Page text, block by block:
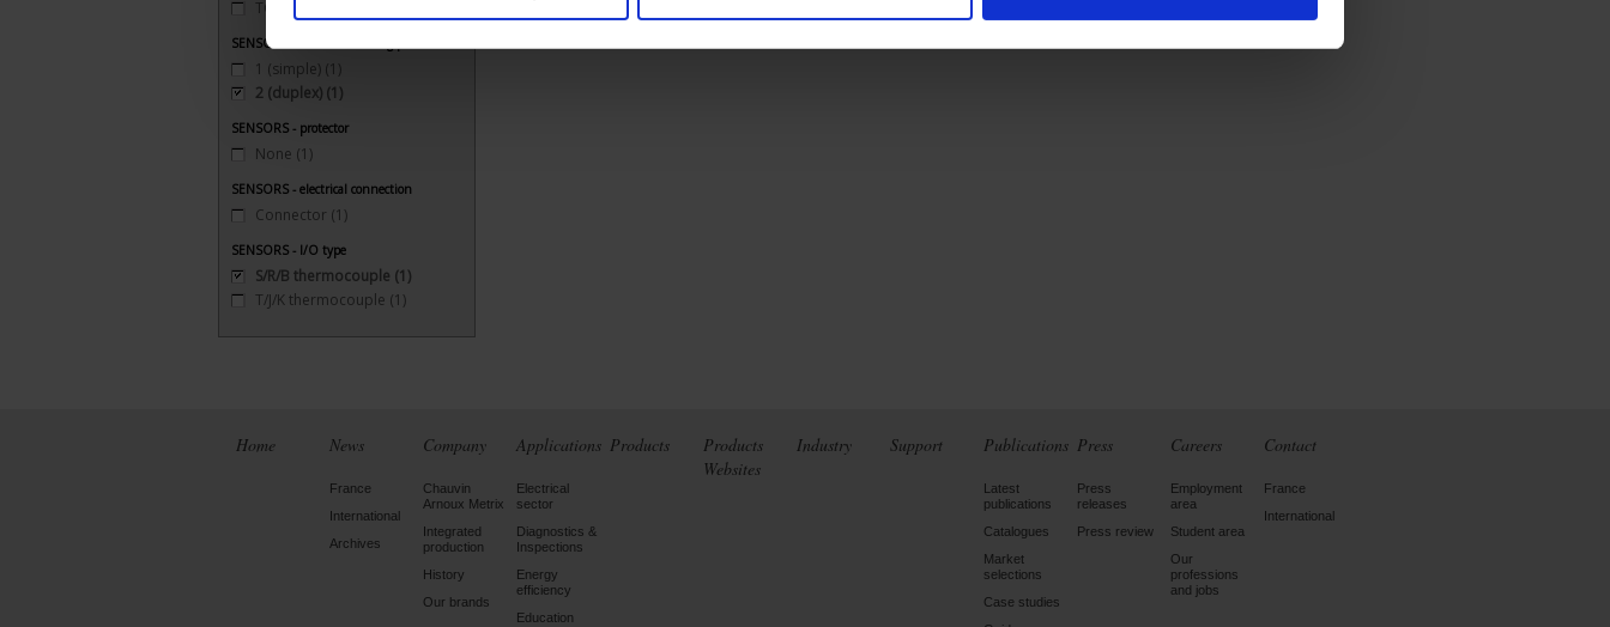
TC T 350 °C maxi
SENSORS - no. of measuring points
1 (simple) (1)
2 (duplex) (1)
SENSORS - protector
None (1)
SENSORS - electrical connection
Connector (1)
SENSORS - I/O type
S/R/B thermocouple (1)
T/J/K thermocouple (1)
Home News
France
International
Archives
Company
Chauvin
Arnoux Metrix
Integrated
production
History
Our brands
Applications
Electrical
sector
Diagnostics &
Inspections
Energy
efficiency
Education
Products
Products
Websites
Industry Support Publications
Latest
publications
Catalogues
Market
selections
Case studies
Press
Press
releases
Press review
Careers
Employment
area
Student area
Our
professions
and jobs
Contact
France
International